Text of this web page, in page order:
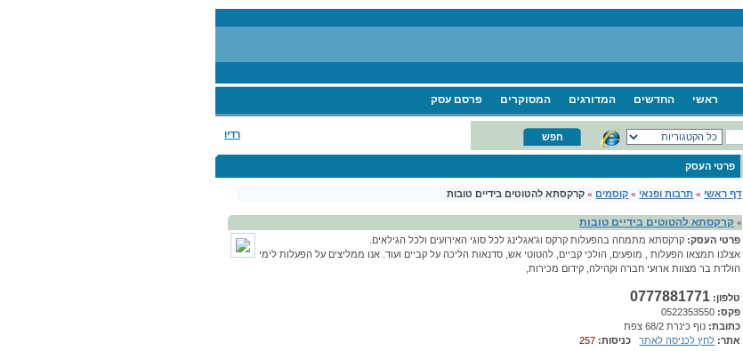
ראשי החדשים המדורגים המסוקרים פרסם עסק
רדיו
פרטי העסק
דף ראשי » תרבות ופנאי » קוסמים » קרקסתא להטוטים בידיים טובות
» קרקסתא להטוטים בידיים טובות
פרטי העסק: קרקסתא מתמחה בהפעלות קרקס וג'אגלינג לכל סוגי האירועים ולכל הגילאים.
אצלנו תמצאו הפעלות , מופעים, הולכי קביים, להטוטי אש, סדנאות הליכה על קביים ועוד. אנו ממליצים על הפעלות לימי
הולדת בר מצוות ארועי חברה וקהילה, קידום מכירות,
טלפון: 0777881771
פקס: 0522353550
כתובת: נוף כינרת 68/2 צפת
אתר: לחץ לכניסה לאתר כניסות: 257